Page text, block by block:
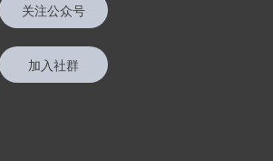
关注公众号
加入社群